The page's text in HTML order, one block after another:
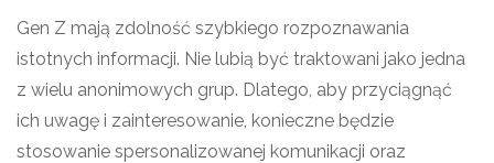
Gen Z mają zdolność szybkiego rozpoznawania
istotnych informacji. Nie lubią być traktowani jako jedna
z wielu anonimowych grup. Dlatego, aby przyciągnąć
ich uwagę i zainteresowanie, konieczne będzie
stosowanie spersonalizowanej komunikacji oraz